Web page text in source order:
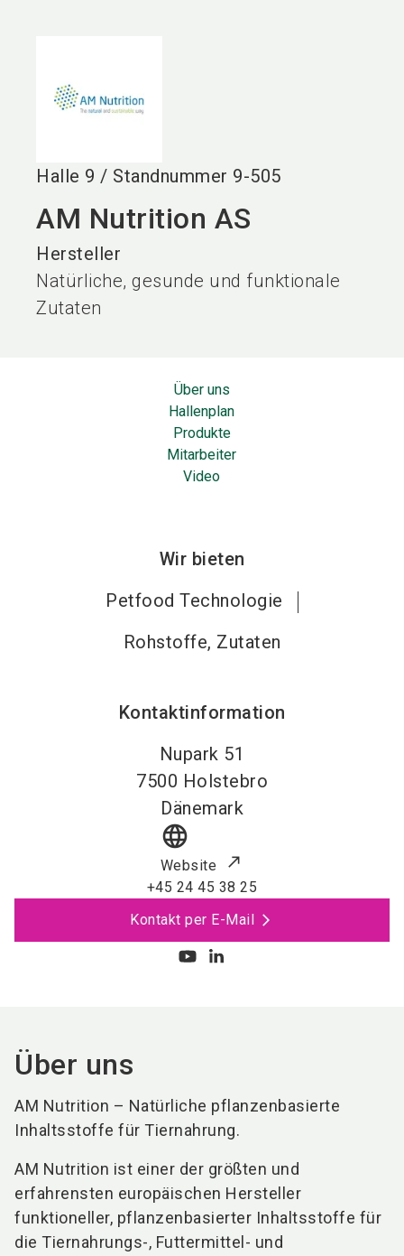
Halle 9 / Standnummer 9-505
AM Nutrition AS
Hersteller
Natürliche, gesunde und funktionale
Zutaten
Über uns
Hallenplan
Produkte
Mitarbeiter
Video
Wir bieten
Petfood Technologie
Rohstoffe, Zutaten
Kontaktinformation
Nupark 51
7500 Holstebro
Dänemark
language
Website
+45 24 45 38 25
Kontakt per E-Mail
Über uns
AM Nutrition – Natürliche pflanzenbasierte
Inhaltsstoffe für Tiernahrung.
AM Nutrition ist einer der größten und
erfahrensten europäischen Hersteller
funktioneller, pflanzenbasierter Inhaltsstoffe für
die Tiernahrungs-, Futtermittel- und